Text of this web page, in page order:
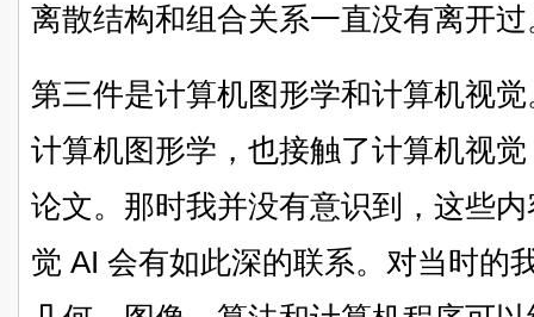
离散结构和组合关系一直没有离开过
第三件是计算机图形学和计算机视
计算机图形学，也接触了计算机视
论文。那时我并没有意识到，这些
觉 AI 会有如此深的联系。对当时的